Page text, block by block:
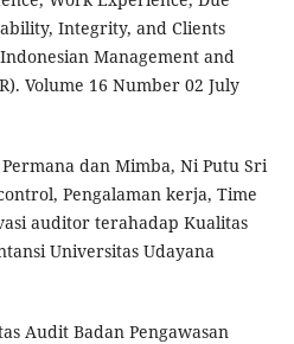
Integrity, and Clients
Management and
Volume 16 Number 02 July
dan Mimba, Ni Putu Sri
Pengalaman kerja, Time
auditor terahadap Kualitas
Universitas Udayana
Audit Badan Pengawasan